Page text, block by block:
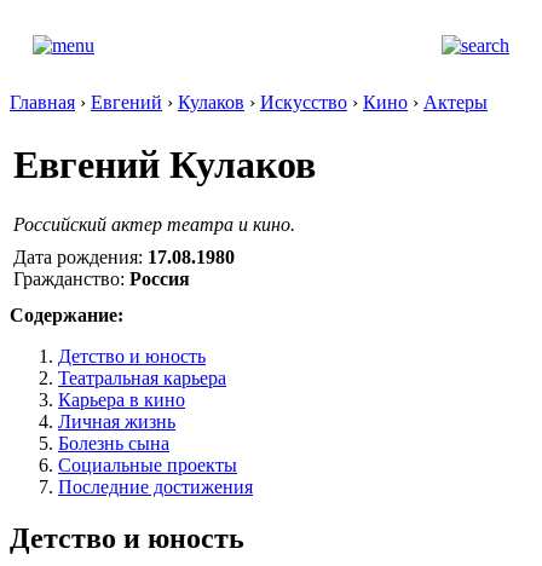
Главная › Евгений › Кулаков › Искусство › Кино › Актеры
Евгений Кулаков
Российский актер театра и кино.
Дата рождения: 17.08.1980
Гражданство: Россия
Содержание:
Детство и юность
Театральная карьера
Карьера в кино
Личная жизнь
Болезнь сына
Социальные проекты
Последние достижения
Детство и юность